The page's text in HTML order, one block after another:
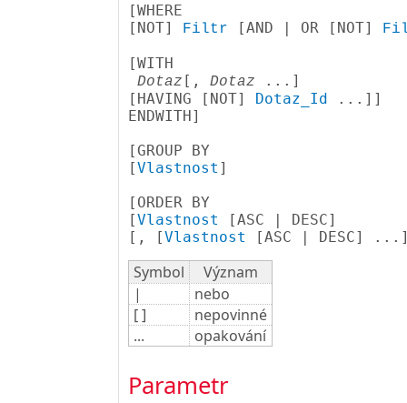
[WHERE
[ NOT] Filtr [AND | OR [ NOT]
[WITH
Dotaz [ , Dotaz ... ]
[ HAVING [ NOT] Dotaz_Id ... ] ]
ENDWITH]
[GROUP BY
[Vlastnost ]
[ ORDER BY
[Vlastnost
[ASC | DESC]
[ , [Vlastnost [ASC | DESC] ...
Symbol
Význam
|
nebo
[ ]
nepovinné
...
opakování
Parametr